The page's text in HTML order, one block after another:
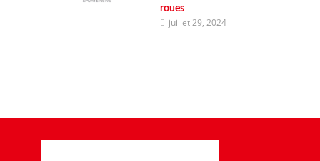
roues
juillet 29, 2024